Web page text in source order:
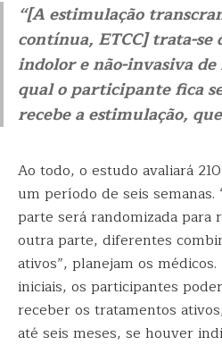
“[A estimulação
contínua, ETCC] trata-se
indolor e não-invasiva
qual o participante fica
recebe a estimulação,
Ao todo, o estudo avaliará
um período de seis
parte será randomizada para
outra parte, diferentes
ativos”, planejam os médicos.
iniciais, os participantes
receber os tratamentos
até seis meses, se houver